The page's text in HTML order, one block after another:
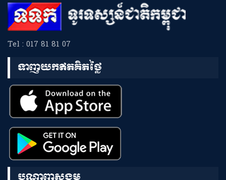
Tel : 017 81 81 07
ទាញយកឥតគិតថ្លៃ